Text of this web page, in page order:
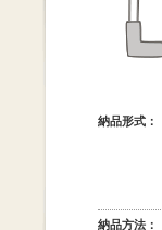
納品形式：
納品方法：